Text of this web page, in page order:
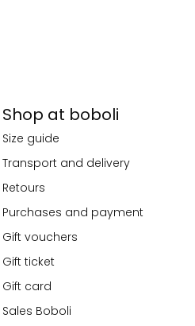
Shop at boboli
Size guide
Transport and delivery
Retours
Purchases and payment
Gift vouchers
Gift ticket
Gift card
Sales Boboli